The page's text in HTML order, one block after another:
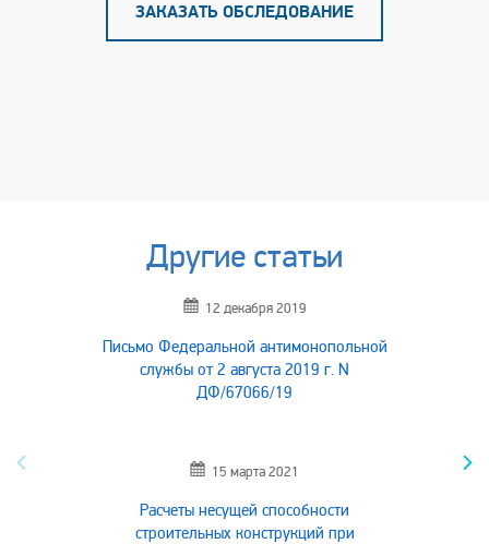
ЗАКАЗАТЬ ОБСЛЕДОВАНИЕ
Другие статьи
12 декабря 2019
Письмо Федеральной антимонопольной
службы от 2 августа 2019 г. N
ДФ/67066/19
15 марта 2021
Расчеты несущей способности
строительных конструкций при